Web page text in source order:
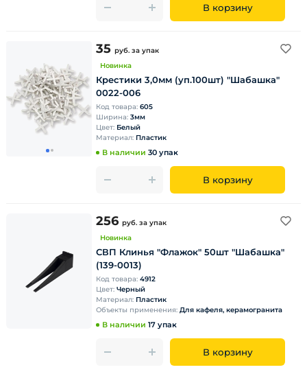
В корзину
35 руб. за упак
Новинка
Крестики 3,0мм (уп.100шт) "Шабашка"
0022-006
Код товара: 605
Ширина: 3мм
Цвет: Белый
Материал: Пластик
В наличии 30 упак
В корзину
256 руб. за упак
Новинка
СВП Клинья "Флажок" 50шт "Шабашка"
(139-0013)
Код товара: 4912
Цвет: Черный
Материал: Пластик
Объекты применения: Для кафеля, керамогранита
В наличии 17 упак
В корзину